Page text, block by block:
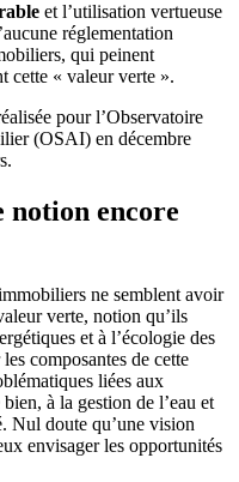
et l’utilisation vertueuse
réglementation
qui peinent
cette « valeur verte ».
pour l’Observatoire
(OSAI) en décembre
notion encore
ne semblent avoir
verte, notion qu’ils
et à l’écologie des
composantes de cette
liées aux
à la gestion de l’eau et
Nul doute qu’une vision
envisager les opportunités